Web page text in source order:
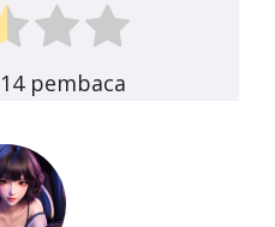
14pembaca